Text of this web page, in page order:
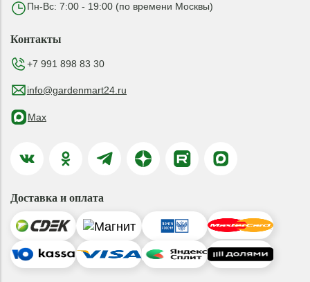
Пн-Вс: 7:00 - 19:00 (по времени Москвы)
Контакты
+7 991 898 83 30
info@gardenmart24.ru
Max
Доставка и оплата